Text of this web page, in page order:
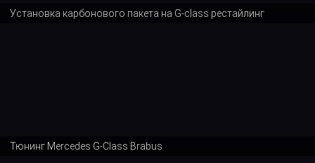
Установка карбонового пакета на G-class рестайлинг
Тюнинг Mercedes G-Class Brabus